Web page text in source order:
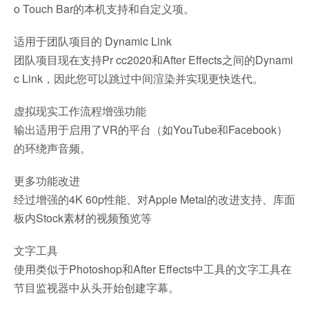
o Touch Bar的本机支持和自定义项。
适用于团队项目的 Dynamic Link
团队项目现在支持Pr cc2020和After Effects之间的Dynami
c Link，因此您可以跳过中间渲染并实现更快迭代。
虚拟现实工作流程增强功能
输出适用于启用了VR的平台（如YouTube和Facebook）
的环绕声音频。
更多功能改进
经过增强的4K 60p性能、对Apple Metal的改进支持、库面
板内Stock素材的视频预览等
文字工具
使用类似于Photoshop和After Effects中工具的文字工具在
节目监视器中从头开始创建字幕。